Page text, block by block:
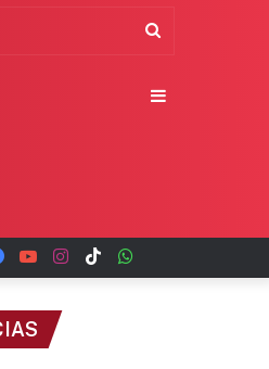
TikTok
Instagram
YouTube
Facebook